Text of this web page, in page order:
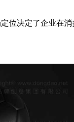
位决定了企业在